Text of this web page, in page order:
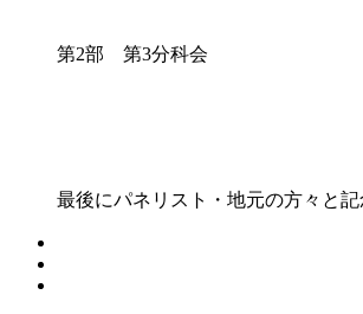
第2部 第3分科会
最後にパネリスト・地元の方々と記